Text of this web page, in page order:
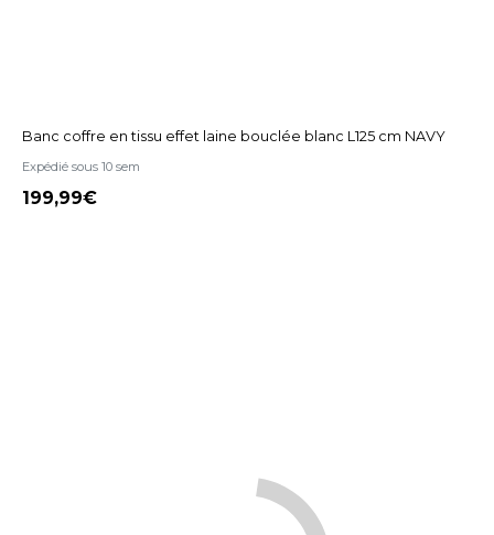
Banc coffre en tissu effet laine bouclée blanc L125 cm NAVY
Expédié sous 10 sem
199,99